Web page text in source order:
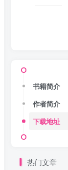
书籍简介
作者简介
下载地址
热门文章